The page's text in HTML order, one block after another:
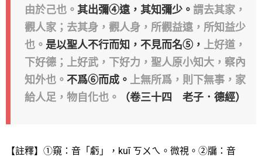
由於己也。 其出彌④遠，其知彌少。 謂去其家，
觀人家；去其身，觀人身，所觀益遠，所知益少
也。 是以聖人不行而知，不見而名⑤， 上好道，
下好德；上好武，下好力，聖人原小知大，察內
知外也。 不爲⑥而成。 上無所爲，則下無事，家
給人足，物自化也。
（卷三十四 老子．德經）
【註釋】①窺：音「虧」，kuī ㄎㄨㄟ。微視。②牖：音